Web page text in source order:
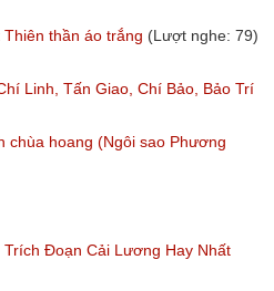
thần áo trắng (Lượt nghe: 79)
Linh, Tấn Giao, Chí Bảo, Bảo Trí
chùa hoang (Ngôi sao Phương
Ngân
Đoạn Cải Lương Hay Nhất